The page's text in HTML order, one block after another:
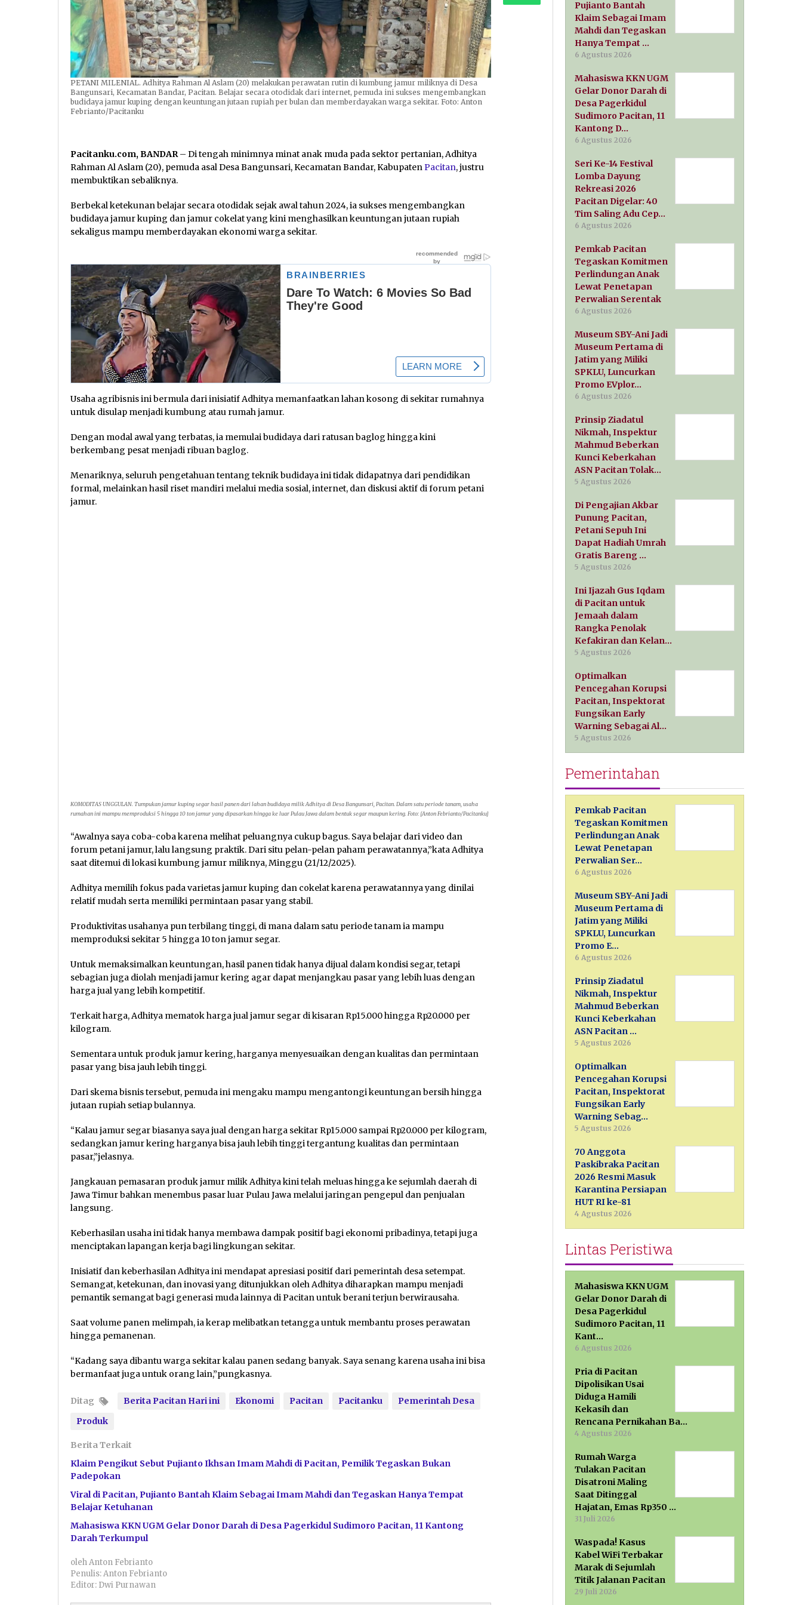
PETANI MILENIAL. Adhitya Rahman Al Aslam (20) melakukan perawatan rutin di kumbung jamur miliknya di Desa
Bangunsari, Kecamatan Bandar, Pacitan. Belajar secara otodidak dari internet, pemuda ini sukses mengembangkan
budidaya jamur kuping dengan keuntungan jutaan rupiah per bulan dan memberdayakan warga sekitar. Foto: Anton
Febrianto/Pacitanku
Pacitanku.com, BANDAR– Di tengah minimnya minat anak muda pada sektor pertanian, Adhitya
Rahman Al Aslam (20), pemuda asal Desa Bangunsari, Kecamatan Bandar, KabupatenPacitan, justru
membuktikan sebaliknya.
Berbekal ketekunan belajar secara otodidak sejak awal tahun 2024, ia sukses mengembangkan
budidaya jamur kuping dan jamur cokelat yang kini menghasilkan keuntungan jutaan rupiah
sekaligus mampu memberdayakan ekonomi warga sekitar.
Usaha agribisnis ini bermula dari inisiatif Adhitya memanfaatkan lahan kosong di sekitar rumahnya
untuk disulap menjadi kumbung atau rumah jamur.
Dengan modal awal yang terbatas, ia memulai budidaya dari ratusan baglog hingga kini
berkembang pesat menjadi ribuan baglog.
Menariknya, seluruh pengetahuan tentang teknik budidaya ini tidak didapatnya dari pendidikan
formal, melainkan hasil riset mandiri melalui media sosial, internet, dan diskusi aktif di forum petani
jamur.
KOMODITAS UNGGULAN. Tumpukan jamur kuping segar hasil panen dari lahan budidaya milik Adhitya di Desa Bangunsari, Pacitan. Dalam satu periode tanam, usaha
rumahan ini mampu memproduksi 5 hingga 10 ton jamur yang dipasarkan hingga ke luar Pulau Jawa dalam bentuk segar maupun kering. Foto: [Anton Febrianto/Pacitanku]
“Awalnya saya coba-coba karena melihat peluangnya cukup bagus. Saya belajar dari video dan
forum petani jamur, lalu langsung praktik. Dari situ pelan-pelan paham perawatannya,”kata Adhitya
saat ditemui di lokasi kumbung jamur miliknya, Minggu (21/12/2025).
Adhitya memilih fokus pada varietas jamur kuping dan cokelat karena perawatannya yang dinilai
relatif mudah serta memiliki permintaan pasar yang stabil.
Produktivitas usahanya pun terbilang tinggi, di mana dalam satu periode tanam ia mampu
memproduksi sekitar 5 hingga 10 ton jamur segar.
Untuk memaksimalkan keuntungan, hasil panen tidak hanya dijual dalam kondisi segar, tetapi
sebagian juga diolah menjadi jamur kering agar dapat menjangkau pasar yang lebih luas dengan
harga jual yang lebih kompetitif.
Terkait harga, Adhitya mematok harga jual jamur segar di kisaran Rp15.000 hingga Rp20.000 per
kilogram.
Sementara untuk produk jamur kering, harganya menyesuaikan dengan kualitas dan permintaan
pasar yang bisa jauh lebih tinggi.
Dari skema bisnis tersebut, pemuda ini mengaku mampu mengantongi keuntungan bersih hingga
jutaan rupiah setiap bulannya.
“Kalau jamur segar biasanya saya jual dengan harga sekitar Rp15.000 sampai Rp20.000 per kilogram,
sedangkan jamur kering harganya bisa jauh lebih tinggi tergantung kualitas dan permintaan
pasar,”jelasnya.
Jangkauan pemasaran produk jamur milik Adhitya kini telah meluas hingga ke sejumlah daerah di
Jawa Timur bahkan menembus pasar luar Pulau Jawa melalui jaringan pengepul dan penjualan
langsung.
Keberhasilan usaha ini tidak hanya membawa dampak positif bagi ekonomi pribadinya, tetapi juga
menciptakan lapangan kerja bagi lingkungan sekitar.
Inisiatif dan keberhasilan Adhitya ini mendapat apresiasi positif dari pemerintah desa setempat.
Semangat, ketekunan, dan inovasi yang ditunjukkan oleh Adhitya diharapkan mampu menjadi
pemantik semangat bagi generasi muda lainnya di Pacitan untuk berani terjun berwirausaha.
Saat volume panen melimpah, ia kerap melibatkan tetangga untuk membantu proses perawatan
hingga pemanenan.
“Kadang saya dibantu warga sekitar kalau panen sedang banyak. Saya senang karena usaha ini bisa
bermanfaat juga untuk orang lain,”pungkasnya.
Ditag Berita Pacitan Hari ini Ekonomi Pacitan Pacitanku
Pemerintah Desa
Produk
Berita Terkait
Klaim Pengikut Sebut Pujianto Ikhsan Imam Mahdi di Pacitan, Pemilik Tegaskan Bukan
Padepokan
Viral di Pacitan, Pujianto Bantah Klaim Sebagai Imam Mahdi dan Tegaskan Hanya Tempat
Belajar Ketuhanan
Mahasiswa KKN UGM Gelar Donor Darah di Desa Pagerkidul Sudimoro Pacitan, 11 Kantong
Darah Terkumpul
olehAnton Febrianto
Penulis: Anton Febrianto
Editor: Dwi Purnawan
Pujianto Bantah
Klaim Sebagai Imam
Mahdi dan Tegaskan
Hanya Tempat …
6 Agustus 2026
Mahasiswa KKN UGM
Gelar Donor Darah di
Desa Pagerkidul
Sudimoro Pacitan, 11
Kantong D…
6 Agustus 2026
Seri Ke-14 Festival
Lomba Dayung
Rekreasi 2026
Pacitan Digelar: 40
Tim Saling Adu Cep…
6 Agustus 2026
Pemkab Pacitan
Tegaskan Komitmen
Perlindungan Anak
Lewat Penetapan
Perwalian Serentak
6 Agustus 2026
Museum SBY-Ani Jadi
Museum Pertama di
Jatim yang Miliki
SPKLU, Luncurkan
Promo EVplor…
6 Agustus 2026
Prinsip Ziadatul
Nikmah, Inspektur
Mahmud Beberkan
Kunci Keberkahan
ASN Pacitan Tolak…
5 Agustus 2026
Di Pengajian Akbar
Punung Pacitan,
Petani Sepuh Ini
Dapat Hadiah Umrah
Gratis Bareng …
5 Agustus 2026
Ini Ijazah Gus Iqdam
di Pacitan untuk
Jemaah dalam
Rangka Penolak
Kefakiran dan Kelan…
5 Agustus 2026
Optimalkan
Pencegahan Korupsi
Pacitan, Inspektorat
Fungsikan Early
Warning Sebagai Al…
5 Agustus 2026
Pemerintahan
Pemkab Pacitan
Tegaskan Komitmen
Perlindungan Anak
Lewat Penetapan
Perwalian Ser…
6 Agustus 2026
Museum SBY-Ani Jadi
Museum Pertama di
Jatim yang Miliki
SPKLU, Luncurkan
Promo E…
6 Agustus 2026
Prinsip Ziadatul
Nikmah, Inspektur
Mahmud Beberkan
Kunci Keberkahan
ASN Pacitan …
5 Agustus 2026
Optimalkan
Pencegahan Korupsi
Pacitan, Inspektorat
Fungsikan Early
Warning Sebag…
5 Agustus 2026
70 Anggota
Paskibraka Pacitan
2026 Resmi Masuk
Karantina Persiapan
HUT RI ke-81
4 Agustus 2026
Lintas Peristiwa
Mahasiswa KKN UGM
Gelar Donor Darah di
Desa Pagerkidul
Sudimoro Pacitan, 11
Kant…
6 Agustus 2026
Pria di Pacitan
Dipolisikan Usai
Diduga Hamili
Kekasih dan
Rencana Pernikahan Ba…
4 Agustus 2026
Rumah Warga
Tulakan Pacitan
Disatroni Maling
Saat Ditinggal
Hajatan, Emas Rp350 …
31 Juli 2026
Waspada! Kasus
Kabel WiFi Terbakar
Marak di Sejumlah
Titik Jalanan Pacitan
29 Juli 2026